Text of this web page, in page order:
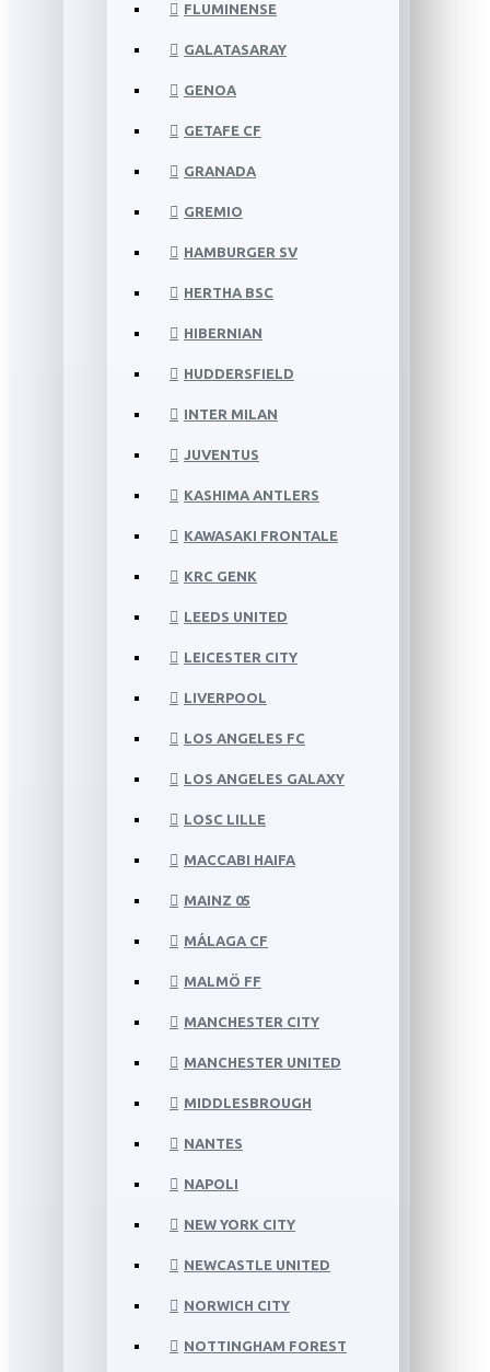
FLUMINENSE
GALATASARAY
GENOA
GETAFE CF
GRANADA
GREMIO
HAMBURGER SV
HERTHA BSC
HIBERNIAN
HUDDERSFIELD
INTER MILAN
JUVENTUS
KASHIMA ANTLERS
KAWASAKI FRONTALE
KRC GENK
LEEDS UNITED
LEICESTER CITY
LIVERPOOL
LOS ANGELES FC
LOS ANGELES GALAXY
LOSC LILLE
MACCABI HAIFA
MAINZ 05
MÁLAGA CF
MALMÖ FF
MANCHESTER CITY
MANCHESTER UNITED
MIDDLESBROUGH
NANTES
NAPOLI
NEW YORK CITY
NEWCASTLE UNITED
NORWICH CITY
NOTTINGHAM FOREST